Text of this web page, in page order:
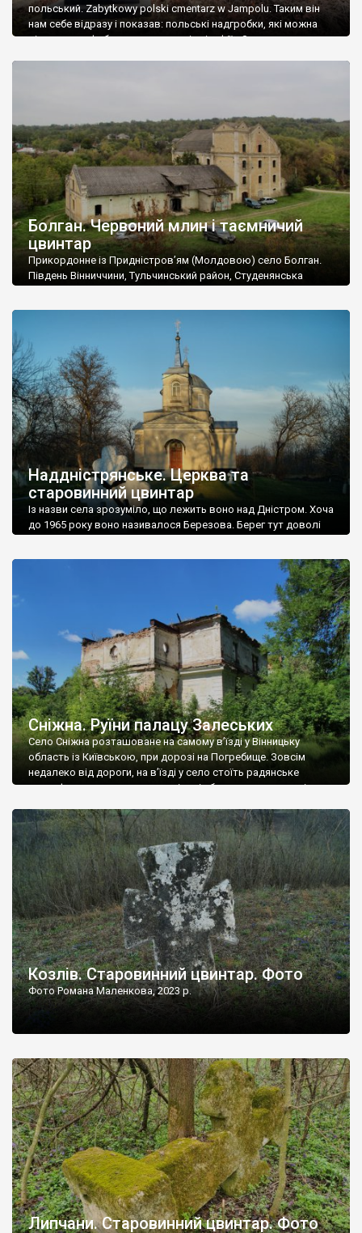
польський. Zabytkowy polski cmentarz w Jampolu. Таким він
нам себе відразу і показав: польські надгробки, які можна
віднести до фабричних, польські епітафії… Загалом цвинтар
Болган. Червоний млин і таємничий
цвинтар
Прикордонне із Придністров’ям (Молдовою) село Болган.
Південь Вінниччини, Тульчинський район, Студенянська
старовинний цвинтар із кам’яними хрестами. Всі епітафії, які
збереглися, написані кирилицею, церковнослов’янською
мовою. За всіма традиційними ознаками – цвинтар
український. Хрести датуються 19 століттям. У 1924-1940
роках Болган […]
Наддністрянське. Церква та
старовинний цвинтар
Із назви села зрозуміло, що лежить воно над Дністром. Хоча
до 1965 року воно називалося Березова. Берег тут доволі
Наддністрянське відрізняється від більшості навколишніх
сіл. У селі є мурована Михайлівська церква. Точної дати […]
Сніжна. Руїни палацу Залеських
Село Сніжна розташоване на самому в’їзді у Вінницьку
область із Київською, при дорозі на Погребище. Зовсім
недалеко від дороги, на в’їзді у село стоїть радянське
рельєфне пано, яке показує жінку і яблуню, а трохи далі, десь
не видно, але видно дві стареньких колії у траві – […]
Козлів. Старовинний цвинтар. Фото
Фото Романа Маленкова, 2023 р.
Липчани. Старовинний цвинтар. Фото